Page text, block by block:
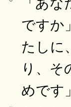
ですか
たしに
り、そ
めです